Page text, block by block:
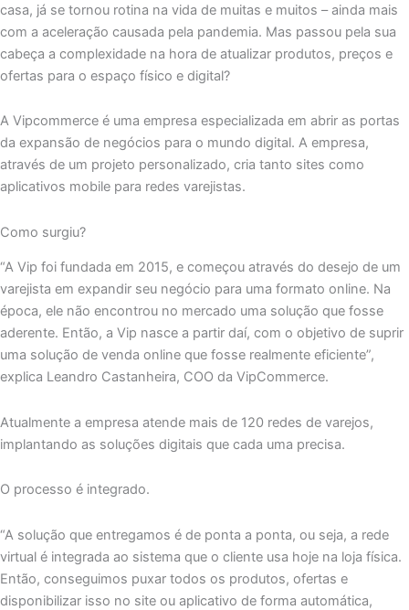
casa, já se tornou rotina na vida de muitas e muitos – ainda mais
com a aceleração causada pela pandemia. Mas passou pela sua
cabeça a complexidade na hora de atualizar produtos, preços e
ofertas para o espaço físico e digital?
A Vipcommerce é uma empresa especializada em abrir as portas
da expansão de negócios para o mundo digital. A empresa,
através de um projeto personalizado, cria tanto sites como
aplicativos mobile para redes varejistas.
Como surgiu?
“A Vip foi fundada em 2015, e começou através do desejo de um
varejista em expandir seu negócio para uma formato online. Na
época, ele não encontrou no mercado uma solução que fosse
aderente. Então, a Vip nasce a partir daí, com o objetivo de suprir
uma solução de venda online que fosse realmente eficiente”,
explica Leandro Castanheira, COO da VipCommerce.
Atualmente a empresa atende mais de 120 redes de varejos,
implantando as soluções digitais que cada uma precisa.
O processo é integrado.
“A solução que entregamos é de ponta a ponta, ou seja, a rede
virtual é integrada ao sistema que o cliente usa hoje na loja física.
Então, conseguimos puxar todos os produtos, ofertas e
disponibilizar isso no site ou aplicativo de forma automática,